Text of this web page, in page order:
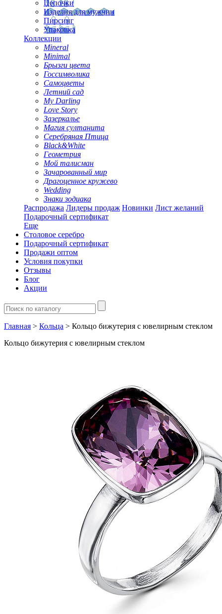
Цепочки
Изделия для мужчин
Пирсинг
Упаковка
Коллекции
Mineral
Minimal
Брызги цвета
Госсимволика
Самоцветы
Летний сад
My Darling
Love Story
Зазеркалье
Магия султанита
Серебряная Птица
Black&White
Геометрия
Мой талисман
Зачарованный мир
Драгоценное кружево
Wedding
Знаки зодиака
Распродажа Лидеры продаж Новинки Лист желаний
Подарочный сертификат
Еще
Столовое серебро
Подарочный сертификат
Продажи оптом
Условия покупки
Отзывы
Блог
Акции
Главная > Кольца > Кольцо бижутерия с ювелирным стеклом
Кольцо бижутерия с ювелирным стеклом